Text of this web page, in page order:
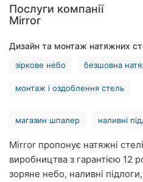
Всі
міста:
Вінниця
Житомир
Тернопіль
Хмельницький
Рівне
Одеса
Послуги компанії
Mirror
Дизайн та монтаж натяжних
зіркове небо безшовна
монтаж і оздоблення стель
магазин шпалер наливні
Mirror пропонує натяжні
виробництва з гарантією 12
зоряне небо, наливні